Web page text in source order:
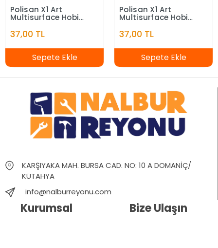
Polisan X1 Art
Multisurface Hobi
37,00 TL
Sepete Ekle
Polisan X1 Art
Multisurface Hobi
ml
37,00 TL
Sepete Ekle
KARŞIYAKA MAH. BURSA CAD. NO: 10 A DOMANİÇ/
KÜTAHYA
info@nalburreyonu.com
Kurumsal Bize Ulaşın